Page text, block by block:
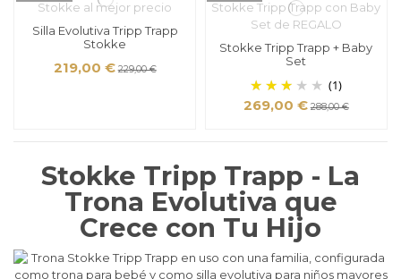
Silla Evolutiva Tripp Trapp
Stokke
219,00 € 229,00 €
Stokke Tripp Trapp + Baby
Set
(1)
269,00 € 288,00 €
Stokke Tripp Trapp - La
Trona Evolutiva que
Crece con Tu Hijo